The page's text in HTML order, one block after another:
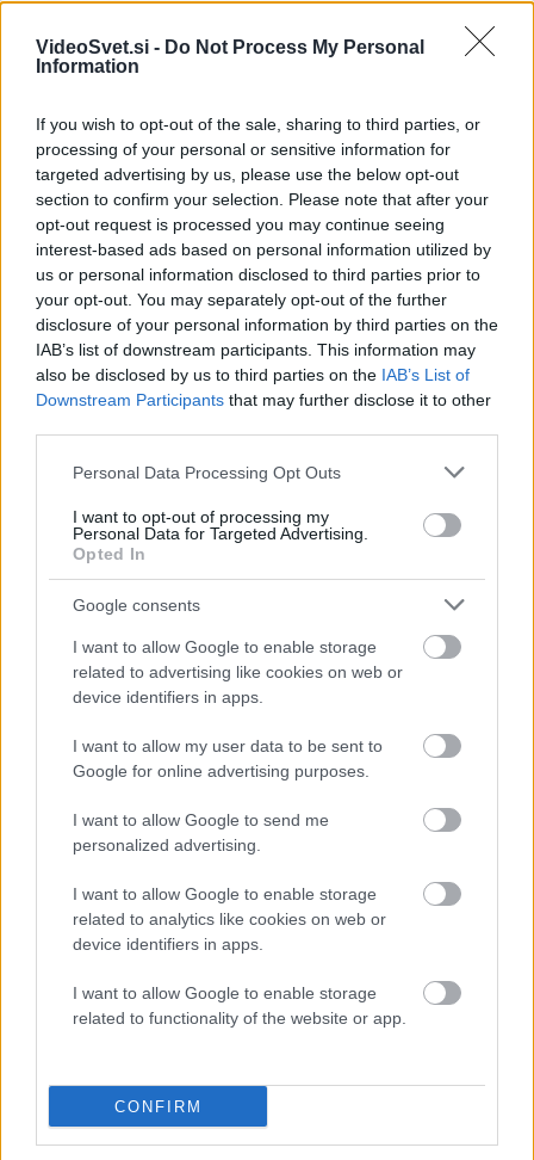
VideoSvet.si - Do Not Process My Personal
Information
If you wish to opt-out of the sale, sharing to third parties, or
processing of your personal or sensitive information for
targeted advertising by us, please use the below opt-out
section to confirm your selection. Please note that after your
opt-out request is processed you may continue seeing
interest-based ads based on personal information utilized by
us or personal information disclosed to third parties prior to
your opt-out. You may separately opt-out of the further
disclosure of your personal information by third parties on the
IAB’s list of downstream participants. This information may
also be disclosed by us to third parties on the IAB’s List of
Downstream Participants that may further disclose it to other
Please note that this website/app uses one or more Google
not limited to your visit or usage behaviour. You may click to
grant or deny consent to Google and its third-party tags to
use your data for below specified purposes in below Google
Personal Data Processing Opt Outs
I want to opt-out of processing my
Personal Data for Targeted Advertising.
Opted In
Google consents
I want to allow Google to enable storage
related to advertising like cookies on web or
device identifiers in apps.
I want to allow my user data to be sent to
Google for online advertising purposes.
I want to allow Google to send me
personalized advertising.
I want to allow Google to enable storage
related to analytics like cookies on web or
device identifiers in apps.
I want to allow Google to enable storage
related to functionality of the website or app.
CONFIRM
AKTUALNO KRONIKA
Stranice: Trčila tri vozila, eno osebo odpeljali
reševalci
21/03/2024
V sredo zvečer je v kraju Stranice prišlo do prometne nesreče, v
kateri so bila udeležena tri vozila. Ena oseba...
Read More Read
more
about
tri
eno
osebo
odpeljali
reševalci
AKTUALNO KRONIKA
FOTO: Kaj se je dogajalo v trenutkih, ko je prispela
prva partulja?!
Urednik
14/03/2024
Ljubljana je bila v sredo popoldne preplavljena s policijskimi
more
about
Kaj
se
v
trenutkih,
ko
Številčenje
Previous 1 … 3 4 5 6 7
Naroči se na e-novice